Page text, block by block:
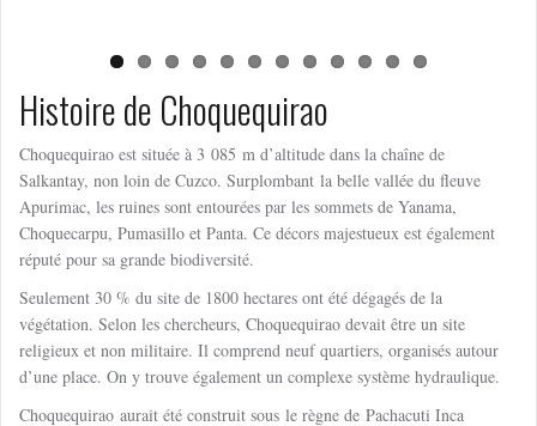
Histoire de Choquequirao
Choquequirao est située à 3 085 m d’altitude dans la chaîne de
Salkantay, non loin de Cuzco. Surplombant la belle vallée du fleuve
Apurimac, les ruines sont entourées par les sommets de Yanama,
Choquecarpu, Pumasillo et Panta. Ce décors majestueux est également
réputé pour sa grande biodiversité.
Seulement 30 % du site de 1800 hectares ont été dégagés de la
végétation. Selon les chercheurs, Choquequirao devait être un site
religieux et non militaire. Il comprend neuf quartiers, organisés autour
d’une place. On y trouve également un complexe système hydraulique.
Choquequirao aurait été construit sous le règne de Pachacuti Inca